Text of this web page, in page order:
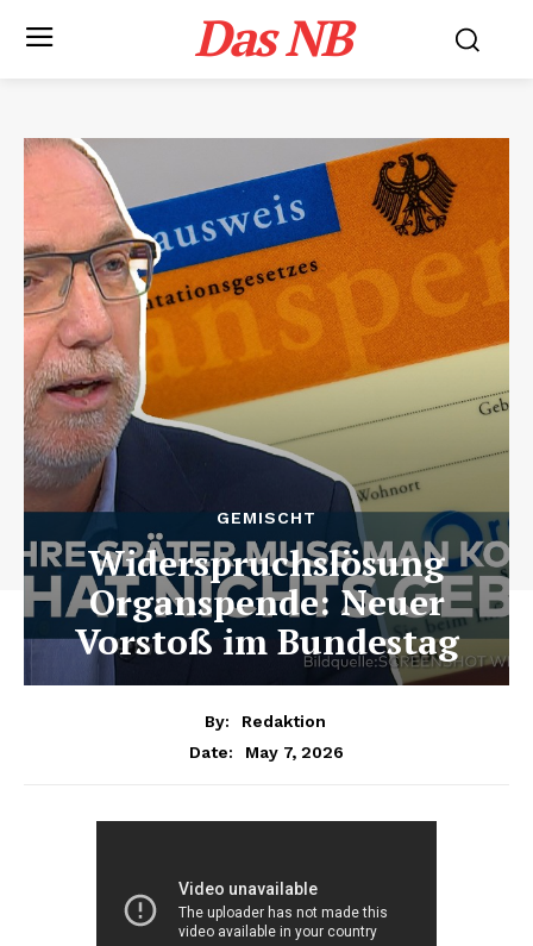
Das NB
GEMISCHT
Widerspruchslösung
Organspende: Neuer
Vorstoß im Bundestag
By:
Redaktion
Date:
May 7, 2026